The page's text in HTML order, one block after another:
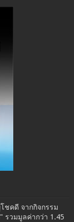
ชคดี จากกิจกรรม
รวมมูลค่ากว่า 1.45